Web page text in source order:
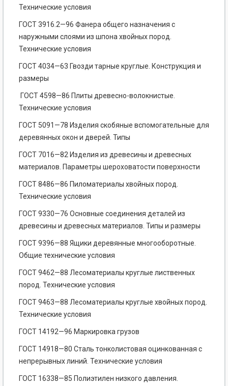
Технические условия
ГОСТ 3916.2—96 Фанера общего назначения с
наружными слоями из шпона хвойных пород.
Технические условия
ГОСТ 4034—63 Гвозди тарные круглые. Конструкция и
размеры
ГОСТ 4598—86 Плиты древесно-волокнистые.
Технические условия
ГОСТ 5091—78 Изделия скобяные вспомогательные для
деревянных окон и дверей. Типы
ГОСТ 7016—82 Изделия из древесины и древесных
материалов. Параметры шероховатости поверхности
ГОСТ 8486—86 Пиломатериалы хвойных пород.
Технические условия
ГОСТ 9330—76 Основные соединения деталей из
древесины и древесных материалов. Типы и размеры
ГОСТ 9396—88 Ящики деревянные многооборотные.
Общие технические условия
ГОСТ 9462—88 Лесоматериалы круглые лиственных
пород. Технические условия
ГОСТ 9463—88 Лесоматериалы круглые хвойных пород.
Технические условия
ГОСТ 14192—96 Маркировка грузов
ГОСТ 14918—80 Сталь тонколистовая оцинкованная с
непрерывных линий. Технические условия
ГОСТ 16338—85 Полиэтилен низкого давления.